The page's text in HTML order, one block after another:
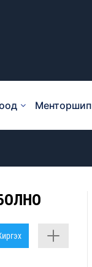
Менторшип